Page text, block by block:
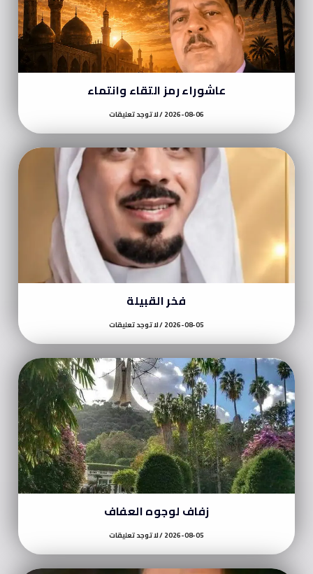
عاشوراء رمز التقاء وانتماء
2026-08-06 لا توجد تعليقات
فخر القبيلة
2026-08-05 لا توجد تعليقات
زفاف لوجوه العفاف
2026-08-05 لا توجد تعليقات